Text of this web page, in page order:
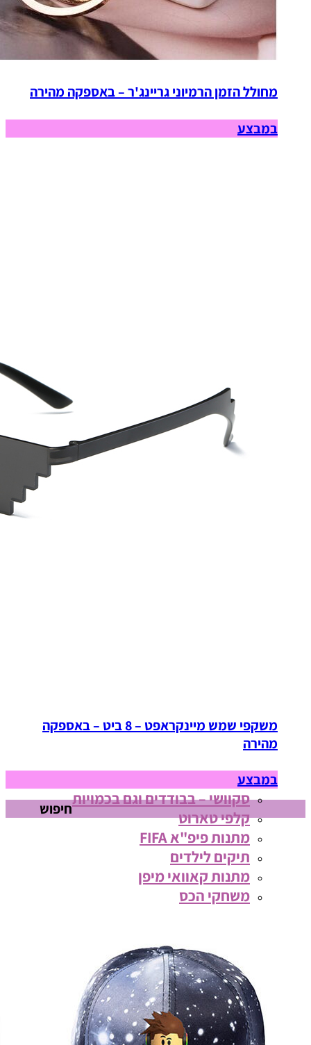
מחולל הזמן הרמיוני גריינג'ר – באספקה מהירה
במבצע
משקפי שמש מיינקראפט – 8 ביט – באספקה
מהירה
במבצע
סקוושי – בבודדים וגם בכמויות
קלפי טארוט
מתנות פיפ"א FIFA
תיקים לילדים
מתנות קאוואי מיפן
משחקי הכס
חיפוש